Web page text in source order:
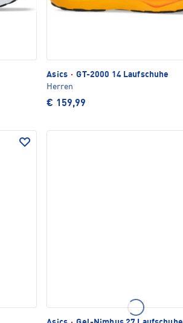
Asics · GT-2000 14 Laufschuhe
Herren
€ 159,99